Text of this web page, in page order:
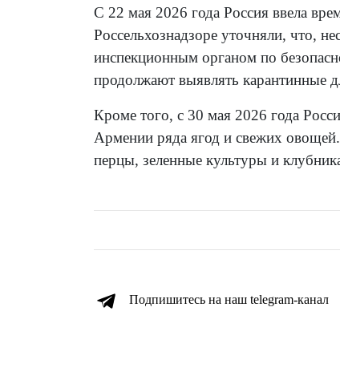
С 22 мая 2026 года Россия ввела
Россельхознадзоре уточняли, что,
инспекционным органом по
продолжают выявлять карантинные
Кроме того, с 30 мая 2026 года
Армении ряда ягод и свежих
перцы, зеленные культуры и
Подпишитесь на наш telegram-канал